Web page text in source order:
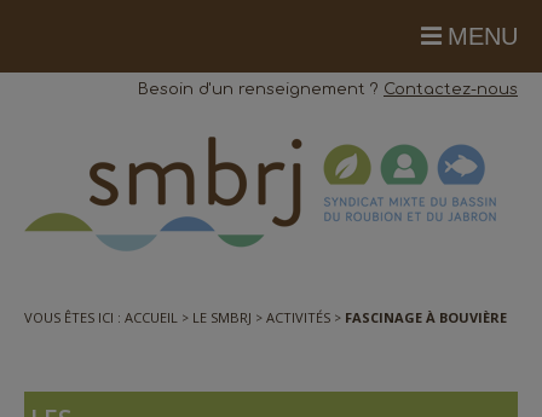
Besoin d'un renseignement ? Contactez-nous
VOUS ÊTES ICI : ACCUEIL LE SMBRJ ACTIVITÉS FASCINAGE À BOUVIÈRE
MENU